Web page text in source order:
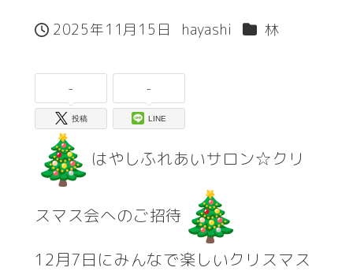
投稿日
2025年11月15日
著
hayashi カテゴリー
林
-
投稿
-
LINE
はやしふれあいサロン☆クリ
スマス会へのご招待
12月7日にみんなで楽しいクリスマス